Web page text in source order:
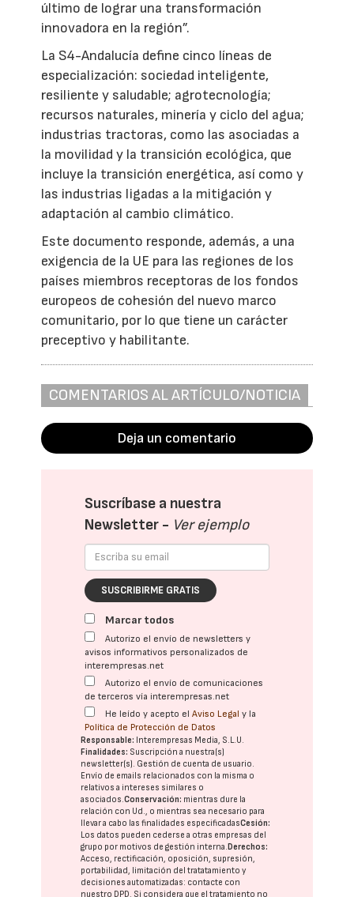
último de lograr una transformación
innovadora en la región”.
La S4-Andalucía define cinco líneas de
especialización: sociedad inteligente,
resiliente y saludable; agrotecnología;
recursos naturales, minería y ciclo del agua;
industrias tractoras, como las asociadas a
la movilidad y la transición ecológica, que
incluye la transición energética, así como y
las industrias ligadas a la mitigación y
adaptación al cambio climático.
Este documento responde, además, a una
exigencia de la UE para las regiones de los
países miembros receptoras de los fondos
europeos de cohesión del nuevo marco
comunitario, por lo que tiene un carácter
preceptivo y habilitante.
COMENTARIOS AL ARTÍCULO/NOTICIA
Deja un comentario
Suscríbase a nuestra
Newsletter - Ver ejemplo
SUSCRIBIRME GRATIS
Marcar todos
Autorizo el envío de newsletters y
avisos informativos personalizados de
interempresas.net
Autorizo el envío de comunicaciones
de terceros vía interempresas.net
He leído y acepto elAviso Legal y la
Política de Protección de Datos
Responsable: Interempresas Media, S.L.U.
Finalidades: Suscripción a nuestra(s)
newsletter(s). Gestión de cuenta de usuario.
Envío de emails relacionados con la misma o
relativos a intereses similares o
asociados.Conservación: mientras dure la
relación con Ud., o mientras sea necesario para
llevar a cabo las finalidades especificadasCesión:
Los datos pueden cederse a otras empresas del
grupo por motivos de gestión interna.Derechos:
Acceso, rectificación, oposición, supresión,
portabilidad, limitación del tratatamiento y
decisiones automatizadas: contacte con
nuestro DPD. Si considera que el tratamiento no